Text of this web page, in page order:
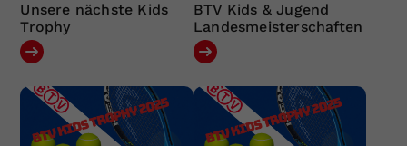
Unsere nächste Kids
Trophy
BTV Kids & Jugend
Landesmeisterschaften